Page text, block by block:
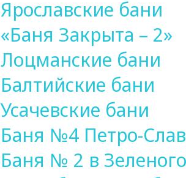
Ярославские бани
«Баня Закрыта – 2»
Лоцманские бани
Балтийские бани
Усачевские бани
Баня №4 Петро-
Баня № 2 в